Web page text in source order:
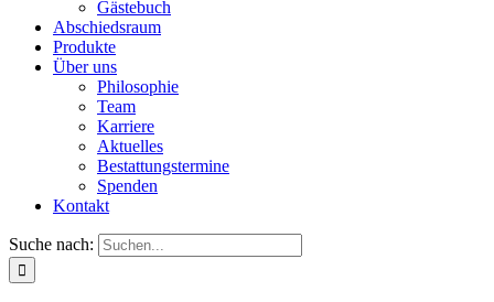
Gästebuch
Abschiedsraum
Produkte
Über uns
Philosophie
Team
Karriere
Aktuelles
Bestattungstermine
Spenden
Kontakt
Suche nach: